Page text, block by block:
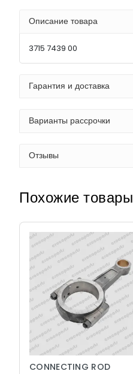
Описание товара
3715 7439 00
Гарантия и доставка
Варианты рассрочки
Отзывы
Похожие товары
CONNECTING ROD